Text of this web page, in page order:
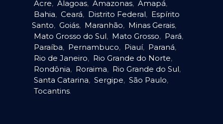
Acre, Alagoas, Amazonas, Amapá,
Bahia, Ceará, Distrito Federal, Espírito
Santo, Goiás, Maranhão, Minas Gerais,
Mato Grosso do Sul, Mato Grosso, Pará,
Paraíba, Pernambuco, Piauí, Paraná,
Rio de Janeiro, Rio Grande do Norte,
Rondônia, Roraima, Rio Grande do Sul,
Santa Catarina, Sergipe, São Paulo,
Tocantins.